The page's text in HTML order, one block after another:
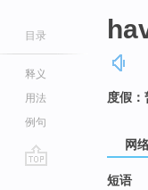
目录
释义
用法
例句
度假：
网
短语